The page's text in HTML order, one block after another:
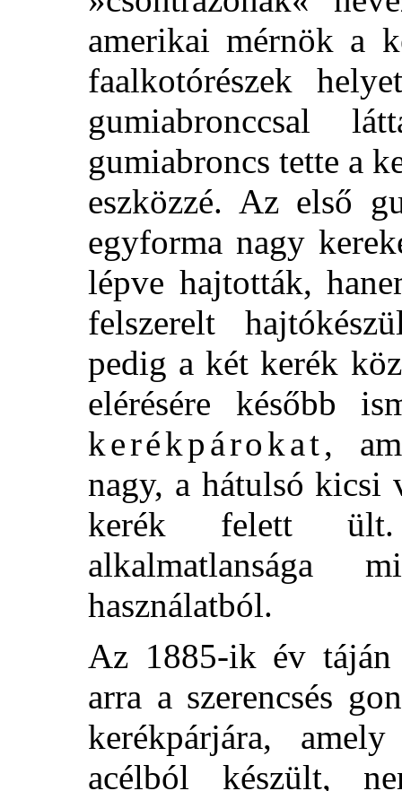
amerikai mérnök a
faalkotórészek
gumiabronccsal
gumiabroncs tette a
eszközzé. Az első
egyforma nagy
lépve hajtották,
felszerelt
pedig a két kerék
elérésére később
kerékpárokat,
nagy, a hátulsó kicsi
kerék felett
használatból.
Az 1885-ik év
arra a szerencsés
kerékpárjára,
acélból készült,